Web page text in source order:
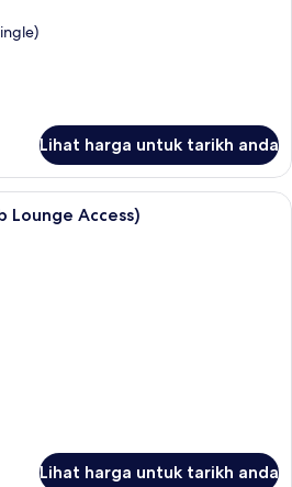
Lihat harga untuk tarikh anda
Suite, Non Smoking (Club Lounge
Lounge Access)
Lihat harga untuk tarikh anda